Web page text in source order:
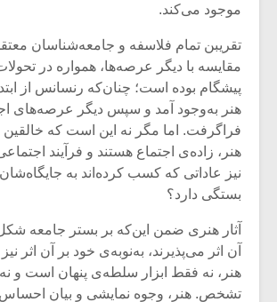
موجود می‌کند.
تقریبن تمام فلاسفه و جامعه‌شناسان
مقایسه با دیگر عرصه‌ها، همواره در
پیشگام بوده است؛ چنان‌که رنسانس از
هنر به‌وجود آمد و سپس دیگر عرصه‌های
فراگرفت. اما مگر نه این است که خالقین
هنر، زاده‌ی اجتماع هستند و فرآیند
نیز عاداتی که کسب کرده‌اند به
بستگی دارد؟
آثار هنری ضمن این‌که بر بستر جامعه
آن اثر می‌پذیرند، به‌نوبه‌ی خود بر آن اثر
هنر، نه فقط ابزار سلطه‌ی پنهان است و نه
تشخص. هنر، وجوه نمایشی و بیان احساس